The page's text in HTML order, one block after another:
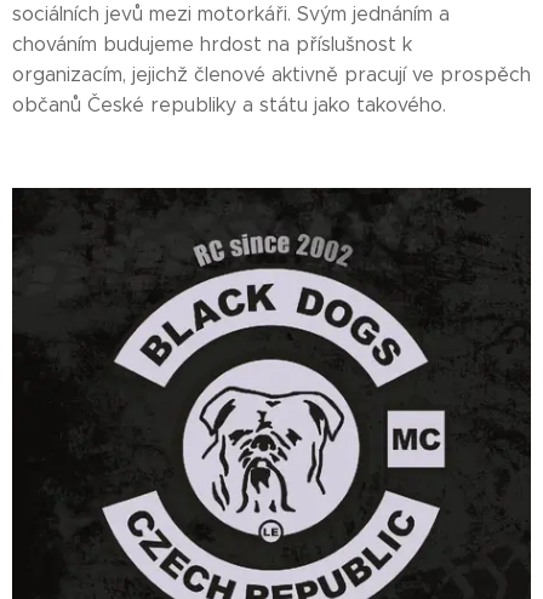
sociálních jevů mezi motorkáři. Svým jednáním a
chováním budujeme hrdost na příslušnost k
organizacím, jejichž členové aktivně pracují ve prospěch
občanů České republiky a státu jako takového.